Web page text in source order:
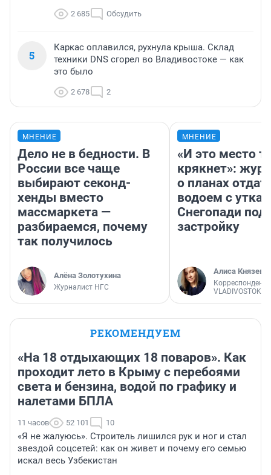
2 685 Обсудить
5
Каркас оплавился, рухнула крыша. Склад
техники DNS сгорел во Владивостоке — как
это было
2 678 2
МНЕНИЕ
Дело не в бедности. В
России все чаще
выбирают секонд-
хенды вместо
массмаркета —
разбираемся, почему
так получилось
Алёна Золотухина
Журналист НГС
МНЕНИЕ
«И это место
крякнет»:
о планах
водоем с
Снегопади под
застройку
Алиса Князева
Корреспондент
РЕКОМЕНДУЕМ
«На 18 отдыхающих 18 поваров». Как
проходит лето в Крыму с перебоями
света и бензина, водой по графику и
налетами БПЛА
11 часов 52 101 10
«Я не жалуюсь». Строитель лишился рук и ног и стал
звездой соцсетей: как он живет и почему его семью
искал весь Узбекистан